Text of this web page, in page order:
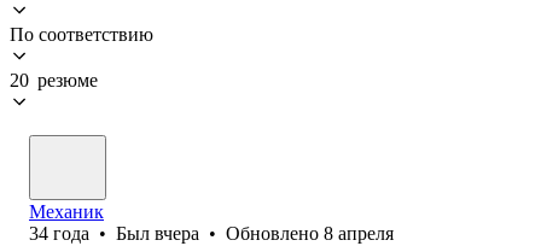
По соответствию
20 резюме
Механик
34 года • Был вчера • Обновлено 8 апреля